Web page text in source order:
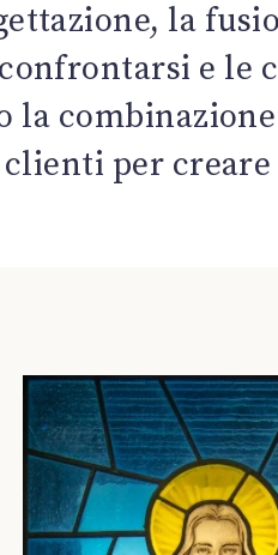
la
e le
la
per creare